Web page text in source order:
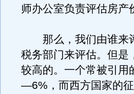
师办公室负责评估房产
那么，我们由谁来
税务部门来评估。但是
较高的。一个常被引用
—6%，而西方国家的